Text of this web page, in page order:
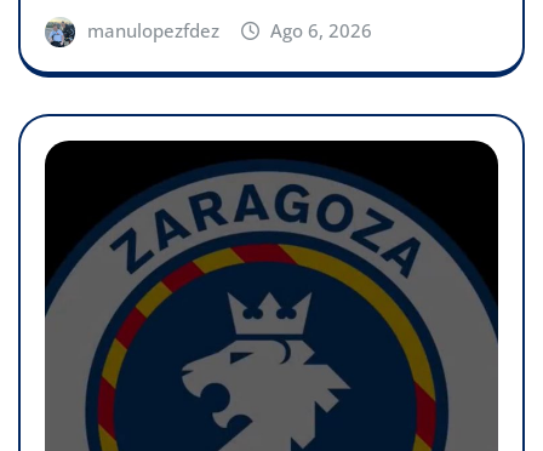
manulopezfdez Ago 6, 2026